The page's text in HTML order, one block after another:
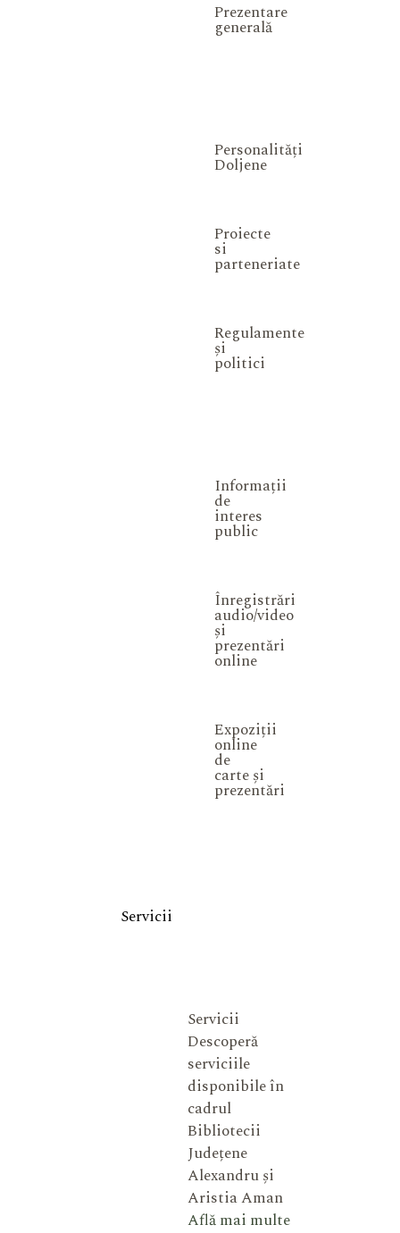
Prezentare
generală
Personalități
Doljene
Proiecte
si
parteneriate
Regulamente
și
politici
Informații
de
interes
public
Înregistrări
audio/video
și
prezentări
online
Expoziții
online
de
carte și
prezentări
Servicii
Servicii
Descoperă
serviciile
disponibile în
cadrul
Bibliotecii
Județene
Alexandru și
Aristia Aman
Află mai multe